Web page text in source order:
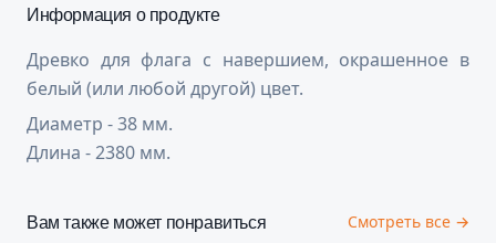
Информация о продукте
Древко для флага с навершием, окрашенное в
белый (или любой другой) цвет.
Диаметр - 38 мм.
Длина - 2380 мм.
Вам также может понравиться Смотреть все →